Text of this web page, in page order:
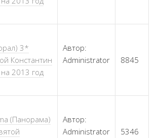
3*
Константин
2013 год
Автор:
Administrator
8845
(Панорама)
Автор:
Administrator
5346